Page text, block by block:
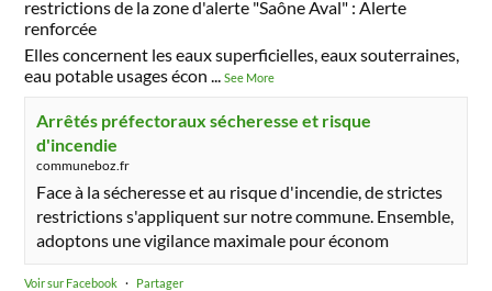
restrictions de la zone d'alerte "Saône Aval" : Alerte
renforcée
Elles concernent les eaux superficielles, eaux souterraines,
eau potable usages écon
...See More
Arrêtés préfectoraux sécheresse et risque
d'incendie
communeboz.fr
Face à la sécheresse et au risque d'incendie, de strictes
restrictions s'appliquent sur notre commune. Ensemble,
adoptons une vigilance maximale pour économ
Voir sur Facebook · Partager